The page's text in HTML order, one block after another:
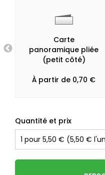
Carte
panoramique pliée
(petit côté)
À partir de 0,70 €
Quantité et prix